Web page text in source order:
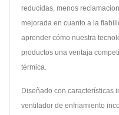
reducidas, menos
mejorada en cuanto a la
aprender cómo nuestra
productos una ventaja
térmica.
Diseñado con características
ventilador de enfriamiento